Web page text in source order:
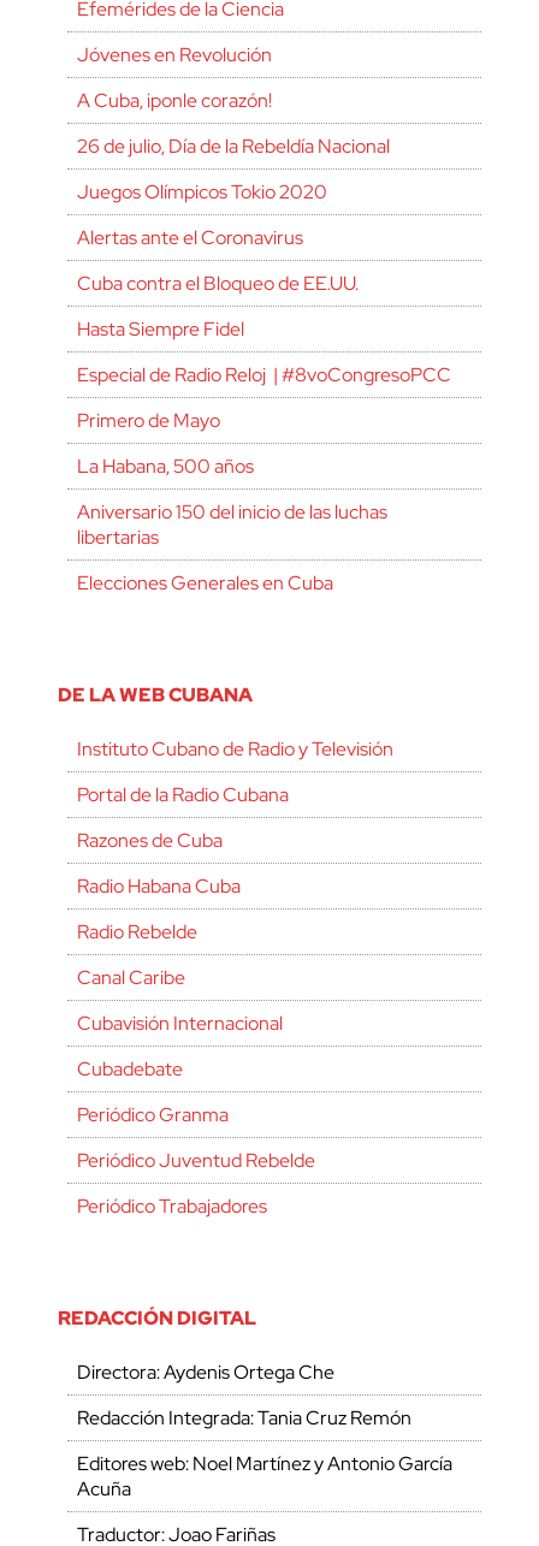
Efemérides de la Ciencia
Jóvenes en Revolución
A Cuba, ¡ponle corazón!
26 de julio, Día de la Rebeldía Nacional
Juegos Olímpicos Tokio 2020
Alertas ante el Coronavirus
Cuba contra el Bloqueo de EE.UU.
Hasta Siempre Fidel
Especial de Radio Reloj | #8voCongresoPCC
Primero de Mayo
La Habana, 500 años
Aniversario 150 del inicio de las luchas
libertarias
Elecciones Generales en Cuba
DE LA WEB CUBANA
Instituto Cubano de Radio y Televisión
Portal de la Radio Cubana
Razones de Cuba
Radio Habana Cuba
Radio Rebelde
Canal Caribe
Cubavisión Internacional
Cubadebate
Periódico Granma
Periódico Juventud Rebelde
Periódico Trabajadores
REDACCIÓN DIGITAL
Directora: Aydenis Ortega Che
Redacción Integrada: Tania Cruz Remón
Editores web: Noel Martínez y Antonio García
Acuña
Traductor: Joao Fariñas